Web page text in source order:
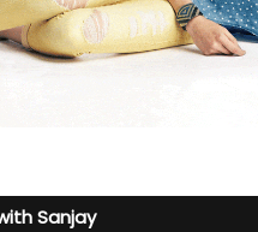
Sanjay